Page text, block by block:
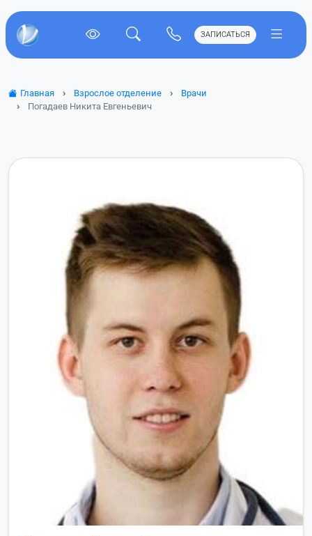
ЗАПИСАТЬСЯ
Главная Взрослое отделение
Врачи
Погадаев Никита Евгеньевич